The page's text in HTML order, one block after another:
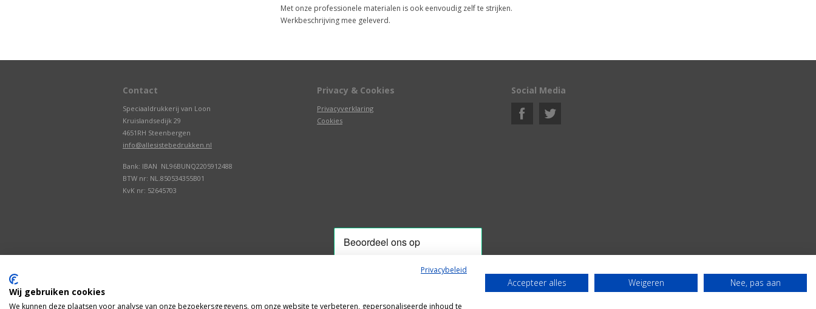
Met onze professionele materialen is ook eenvoudig zelf te strijken.
Werkbeschrijving mee geleverd.
Contact
Speciaaldrukkerij van Loon
Kruislandsedijk 29
4651RH Steenbergen
info@allesistebedrukken.nl
Bank: IBAN NL96BUNQ2205912488
BTW nr: NL.850534355B01
KvK nr: 52645703
Privacy & Cookies
Privacyverklaring
Cookies
Social Media
Privacybeleid
Wij gebruiken cookies
We kunnen deze plaatsen voor analyse van onze bezoekersgegevens, om onze website te verbeteren, gepersonaliseerde inhoud te
Accepteer alles Weigeren Nee, pas aan